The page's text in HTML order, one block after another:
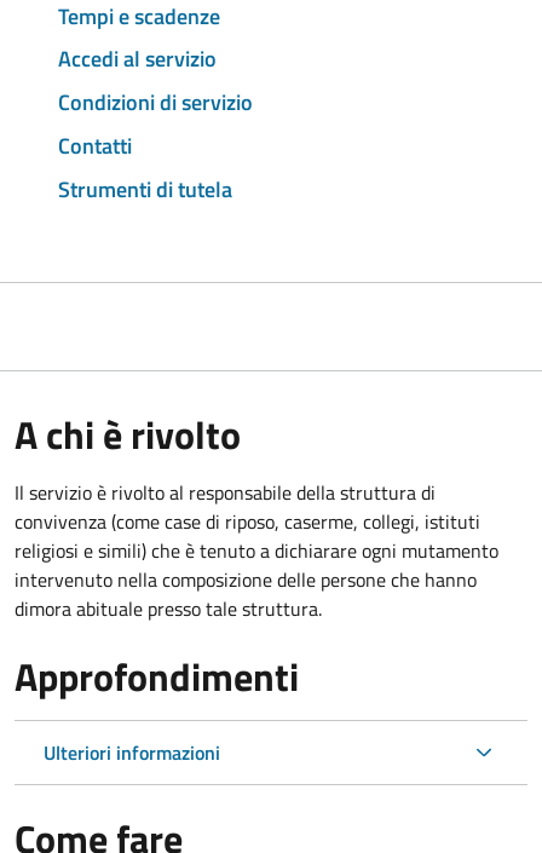
Tempi e scadenze
Accedi al servizio
Condizioni di servizio
Contatti
Strumenti di tutela
A chi è rivolto
Il servizio è rivolto al responsabile della struttura di
convivenza (come case di riposo, caserme, collegi, istituti
religiosi e simili) che è tenuto a dichiarare ogni mutamento
intervenuto nella composizione delle persone che hanno
dimora abituale presso tale struttura.
Approfondimenti
Ulteriori informazioni
Come fare